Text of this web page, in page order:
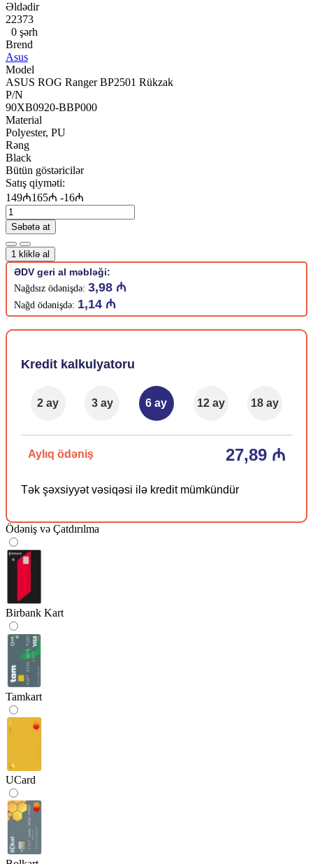
Əldədir
22373
0 şərh
Brend
Asus
Model
ASUS ROG Ranger BP2501 Rükzak
P/N
90XB0920-BBP000
Material
Polyester, PU
Rəng
Black
Bütün göstəricilər
Satış qiyməti:
149₼165₼ -16₼
Səbətə at
1 kliklə al
ƏDV geri al məbləği:
Nağdsız ödənişdə: 3,98 ₼
Nağd ödənişdə: 1,14 ₼
Kredit kalkulyatoru
2 ay 3 ay 6 ay 12 ay 18 ay
Aylıq ödəniş 27,89 ₼
Tək şəxsiyyət vəsiqəsi ilə kredit mümkündür
Ödəniş və Çatdırılma
Birbank Kart
Tamkart
UCard